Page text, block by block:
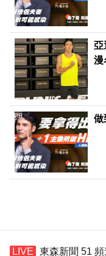
亞
漫
做
PR
東森新聞 51